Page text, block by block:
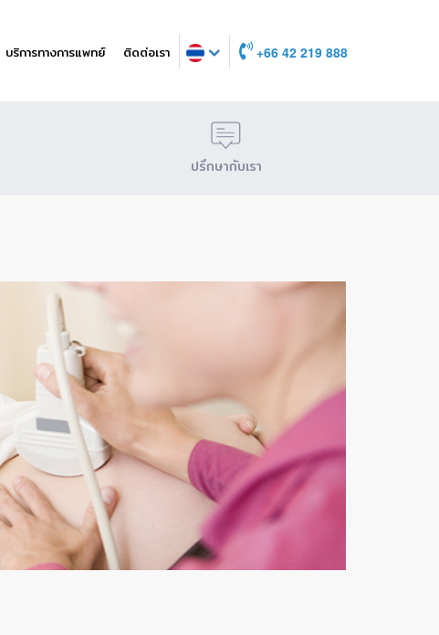
บริการทางการแพทย์ ติดต่อเรา +66 42 219 888
ปรึกษากับเรา